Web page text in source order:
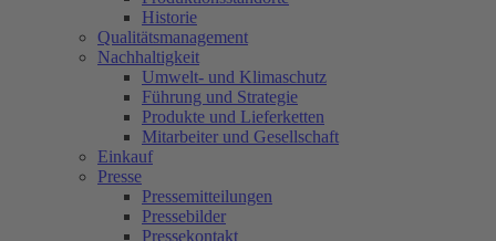
Historie
Qualitätsmanagement
Nachhaltigkeit
Umwelt- und Klimaschutz
Führung und Strategie
Produkte und Lieferketten
Mitarbeiter und Gesellschaft
Einkauf
Presse
Pressemitteilungen
Pressebilder
Pressekontakt